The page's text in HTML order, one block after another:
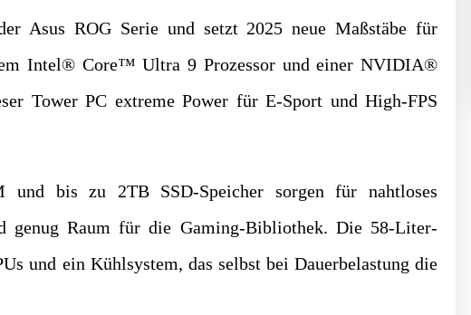
Asus ROG Serie und setzt 2025 neue Maßstäbe für
Intel® Core™ Ultra 9 Prozessor und einer NVIDIA®
Tower PC extreme Power für E-Sport und High-FPS
und bis zu 2TB SSD-Speicher sorgen für nahtloses
genug Raum für die Gaming-Bibliothek. Die 58-Liter-
und ein Kühlsystem, das selbst bei Dauerbelastung die